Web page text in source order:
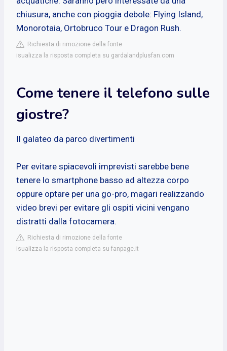
chiusura, anche con pioggia debole: Flying Island,
Monorotaia, Ortobruco Tour e Dragon Rush.
Richiesta di rimozione della fonte
isualizza la risposta completa su gardalandplusfan.com
Come tenere il telefono sulle
giostre?
Il galateo da parco divertimenti
Per evitare spiacevoli imprevisti sarebbe bene
tenere lo smartphone basso ad altezza corpo
oppure optare per una go-pro, magari realizzando
video brevi per evitare gli ospiti vicini vengano
distratti dalla fotocamera.
Richiesta di rimozione della fonte
isualizza la risposta completa su fanpage.it